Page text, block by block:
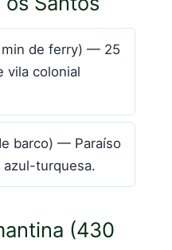
de ferry) — 25
vila colonial
barco) — Paraíso
azul-turquesa.
(430